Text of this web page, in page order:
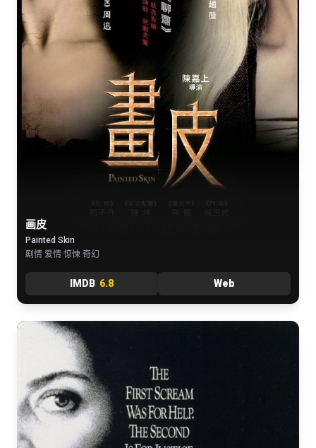
画皮
Painted Skin
剧情 爱情 惊悚 奇幻
IMDB 6.8 Web